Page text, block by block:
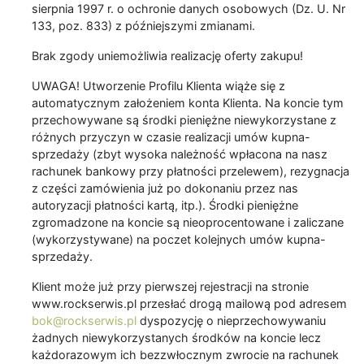
sierpnia 1997 r. o ochronie danych osobowych (Dz. U. Nr
133, poz. 833) z późniejszymi zmianami.
Brak zgody uniemożliwia realizację oferty zakupu!
UWAGA! Utworzenie Profilu Klienta wiąże się z
automatycznym założeniem konta Klienta. Na koncie tym
przechowywane są środki pieniężne niewykorzystane z
różnych przyczyn w czasie realizacji umów kupna-
sprzedaży (zbyt wysoka należność wpłacona na nasz
rachunek bankowy przy płatności przelewem), rezygnacja
z części zamówienia już po dokonaniu przez nas
autoryzacji płatności kartą, itp.). Środki pieniężne
zgromadzone na koncie są nieoprocentowane i zaliczane
(wykorzystywane) na poczet kolejnych umów kupna-
sprzedaży.
Klient może już przy pierwszej rejestracji na stronie
www.rockserwis.pl przesłać drogą mailową pod adresem
bok@rockserwis.pl dyspozycję o nieprzechowywaniu
żadnych niewykorzystanych środków na koncie lecz
każdorazowym ich bezzwłocznym zwrocie na rachunek